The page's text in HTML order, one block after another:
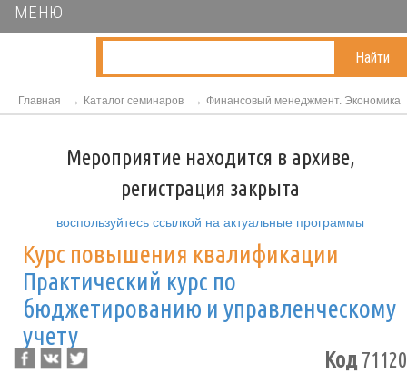
МЕНЮ
Найти
Главная Каталог семинаров Финансовый менеджмент. Экономика
Мероприятие находится в архиве,
регистрация закрыта
воспользуйтесь ссылкой на актуальные программы
Курс повышения квалификации
Практический курс по
бюджетированию и управленческому
учету
Код71120